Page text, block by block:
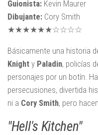
Guionista: Kevin Maurer
Dibujante: Cory Smith
★★★★★★☆☆☆☆
Básicamente una historia
Knight y Paladin, policías
personajes por un botín.
persecusiones, divertida
ni a Cory Smith, pero
"Hell's Kitchen"